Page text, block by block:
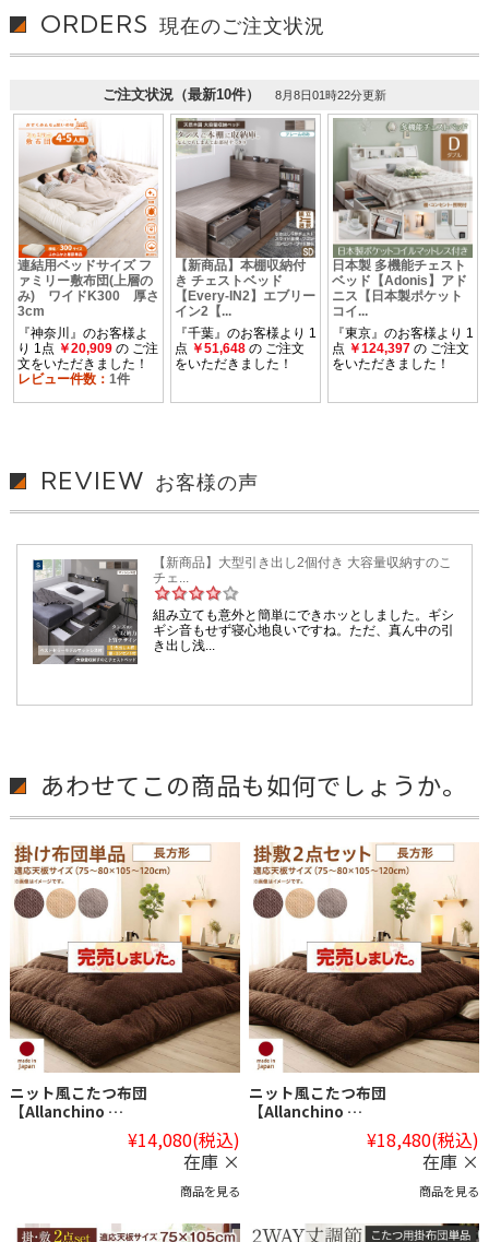
ORDERS 現在のご注文状況
REVIEW お客様の声
あわせてこの商品も如何でしょうか。
ニット風こたつ布団
【Allanchino …
¥14,080(税込)
在庫 ×
商品を見る
ニット風こたつ布団
【Allanchino …
¥18,480(税込)
在庫 ×
商品を見る